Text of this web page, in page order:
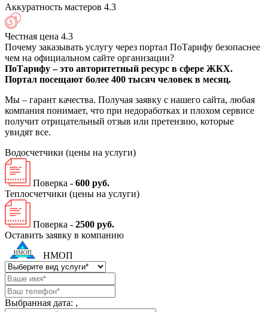
Аккуратность мастеров 4.3
Честная цена 4.3
Почему заказывать услугу через портал ПоТарифу безопаснее
чем на официальном сайте организации?
ПоТарифу – это авторитетный ресурс в сфере ЖКХ.
Портал посещают более 400 тысяч человек в месяц.
Мы – гарант качества. Получая заявку с нашего сайта, любая
компания понимает, что при недоработках и плохом сервисе
получит отрицательный отзыв или претензию, которые
увидят все.
Водосчетчики (цены на услуги)
Поверка - 600 руб.
Теплосчетчики (цены на услуги)
Поверка - 2500 руб.
Оставить заявку в компанию
НМОП
Выбранная дата: ,